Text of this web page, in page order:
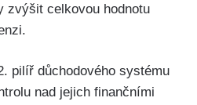
zvýšit celkovou hodnotu
pilíř důchodového systému
nad jejich finančními